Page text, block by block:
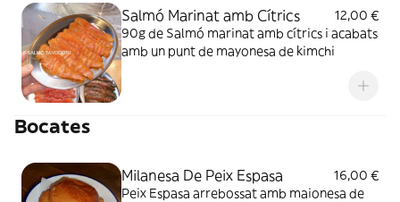
Salmó Marinat amb Cítrics
12,00 €
90g de Salmó marinat amb cítrics i acabats
amb un punt de mayonesa de kimchi
Bocates
Milanesa De Peix Espasa
16,00 €
Peix Espasa arrebossat amb maionesa de